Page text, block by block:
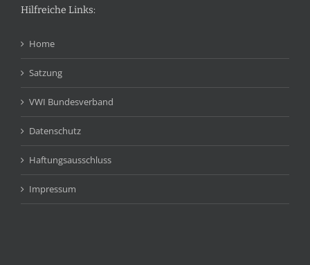
Hilfreiche Links:
Home
Satzung
VWI Bundesverband
Datenschutz
Haftungsausschluss
Impressum